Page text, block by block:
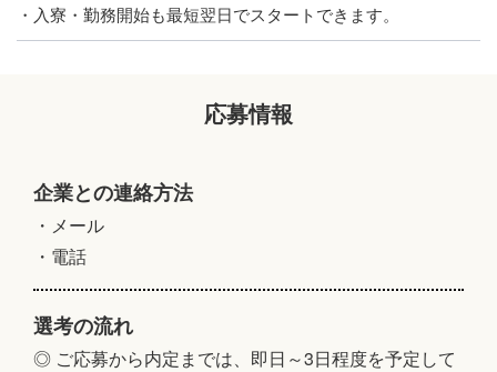
・入寮・勤務開始も最短翌日でスタートできます。
応募情報
企業との連絡方法
・メール
・電話
選考の流れ
◎ ご応募から内定までは、即日～3日程度を予定して